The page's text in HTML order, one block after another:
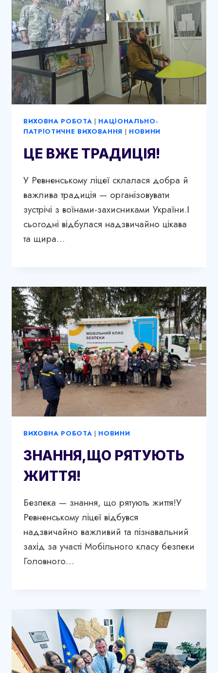
ВИХОВНА РОБОТА | НАЦІОНАЛЬНО-
ПАТРІОТИЧНЕ ВИХОВАННЯ | НОВИНИ
ЦЕ ВЖЕ ТРАДИЦІЯ!
У Ревненському ліцеї склалася добра й
важлива традиція — організовувати
зустрічі з воїнами-захисниками України.І
сьогодні відбулася надзвичайно цікава
та щира…
ВИХОВНА РОБОТА | НОВИНИ
ЗНАННЯ,ЩО РЯТУЮТЬ
ЖИТТЯ!
Безпека — знання, що рятують життя!У
Ревненському ліцеї відбувся
надзвичайно важливий та пізнавальний
захід за участі Мобільного класу безпеки
Головного…